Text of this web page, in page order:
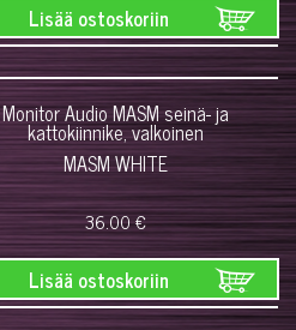
Lisää ostoskoriin
Monitor Audio MASM seinä- ja
kattokiinnike, valkoinen
MASM WHITE
36.00 €
Lisää ostoskoriin